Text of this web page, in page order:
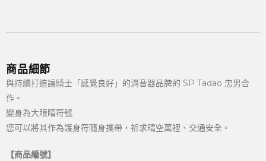
商品細節
與持續打造讓騎士「感覺良好」的消音器品牌的 SP Tadao 忠男合
作。
變身為大眼睛符號
您可以將其作為護身符隨身攜帶，祈求晴空萬裡、交通安全。
【商品編號】